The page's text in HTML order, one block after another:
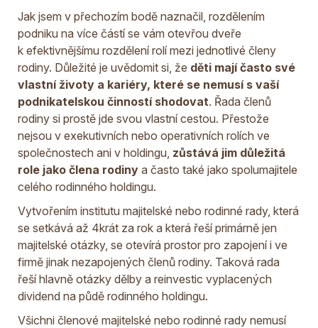
Jak jsem v přechozím bodě naznačil, rozdělením
podniku na více částí se vám otevřou dveře
k efektivnějšímu rozdělení rolí mezi jednotlivé členy
rodiny. Důležité je uvědomit si, že děti mají často své
vlastní životy a kariéry, které se nemusí s vaší
podnikatelskou činností shodovat. Řada členů
rodiny si prostě jde svou vlastní cestou. Přestože
nejsou v exekutivních nebo operativních rolích ve
společnostech ani v holdingu, zůstává jim důležitá
role jako člena rodiny a často také jako spolumajitele
celého rodinného holdingu.
Vytvořením institutu majitelské nebo rodinné rady, která
se setkává až 4krát za rok a která řeší primárně jen
majitelské otázky, se otevírá prostor pro zapojení i ve
firmě jinak nezapojených členů rodiny. Taková rada
řeší hlavně otázky dělby a reinvestic vyplacených
dividend na půdě rodinného holdingu.
Všichni členové majitelské nebo rodinné rady nemusí